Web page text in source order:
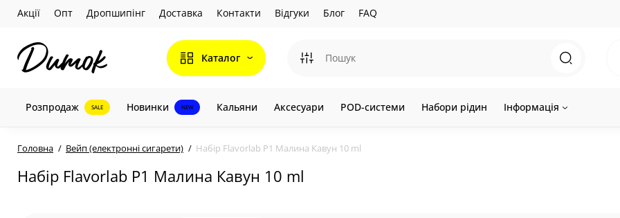
Акції Опт Дропшипінг Доставка Контакти Відгуки Блог FAQ
Каталог
Розпродаж SALE Новинки NEW Кальяни Аксесуари POD-системи Набори рідин Інформація
Головна Вейп (електронні сигарети) Набір Flavorlab P1 Малина Кавун 10 ml
Набір Flavorlab P1 Малина Кавун 10 ml